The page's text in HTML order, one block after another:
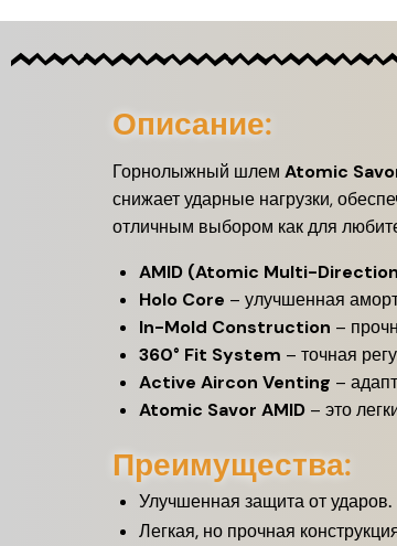
Описание:
Горнолыжный шлем Atomic
снижает ударные нагрузки,
отличным выбором как для
AMID (Atomic Multi-
Holo Core – улучшенная
In-Mold Construction –
360° Fit System – точная
Active Aircon Venting –
Atomic Savor AMID – это
Преимущества:
Улучшенная защита от ударов.
Легкая, но прочная